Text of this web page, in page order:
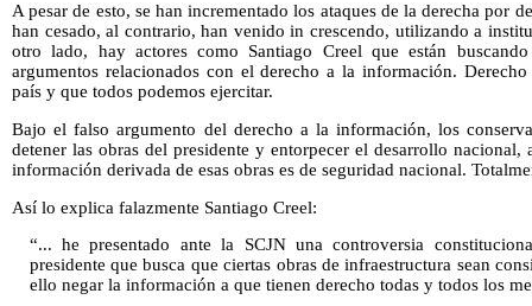
A pesar de esto, se han incrementado los ataques de la derecha por
han cesado, al contrario, han venido in crescendo, utilizando a
otro lado, hay actores como Santiago Creel que están
argumentos relacionados con el derecho a la información.
país y que todos podemos ejercitar.
Bajo el falso argumento del derecho a la información, los
detener las obras del presidente y entorpecer el desarrollo nacional,
información derivada de esas obras es de seguridad nacional.
Así lo explica falazmente Santiago Creel:
“... he presentado ante la SCJN una controversia
presidente que busca que ciertas obras de infraestructura sean
ello negar la información a que tienen derecho todas y todos los